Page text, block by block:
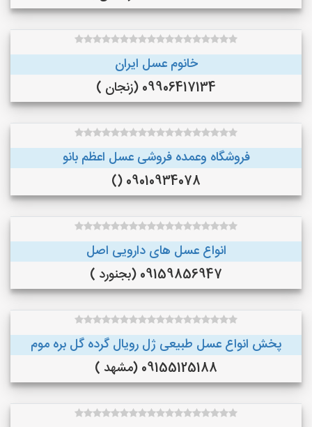
خانوم عسل ایران
09906417134 (زنجان )
فروشگاه وعمده فروشی عسل اعظم بانو
09010934078 ()
انواع عسل های دارویی اصل
09159856947 (بجنورد )
پخش انواع عسل طبیعی ژل رویال گرده گل بره موم
09155125188 (مشهد )